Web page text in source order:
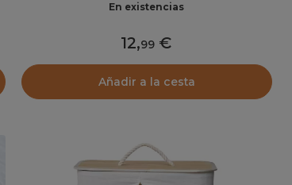
En existencias
12,99
Añadir a la cesta